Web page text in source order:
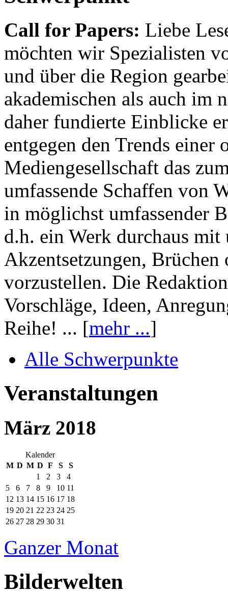
Call for Papers: Liebe
möchten wir Spezialisten
und über die Region
akademischen als auch im
daher fundierte Einblicke
entgegen den Trends einer
Mediengesellschaft das
umfassende Schaffen von
in möglichst umfassender
d.h. ein Werk durchaus mit
Akzentsetzungen, Brüchen
vorzustellen. Die
Vorschläge, Ideen,
Reihe! ... [mehr ...]
Alle Schwerpunkte
Veranstaltungen
März 2018
Kalender
M D M D F S
S
1
2 3
4
5
6 7 8 9 10 11
12 13 14 15 16 17 18
19 20 21 22 23 24 25
26 27 28 29 30 31
Ganzer Monat
Bilderwelten